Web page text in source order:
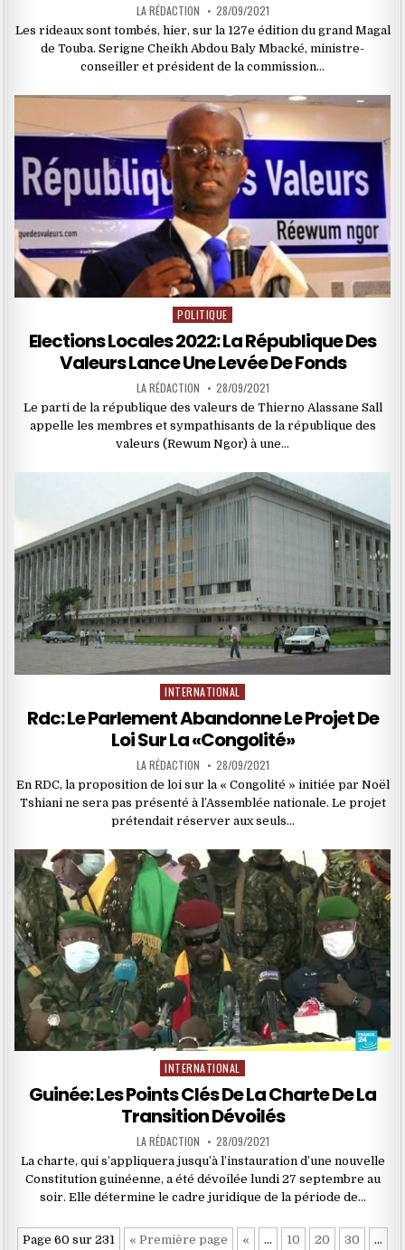
LA RÉDACTION 28/09/2021
Les rideaux sont tombés, hier, sur la 127e édition du grand Magal
de Touba. Serigne Cheikh Abdou Baly Mbacké, ministre-
conseiller et président de la commission…
Posted
in
POLITIQUE
Elections Locales 2022: La République Des
Valeurs Lance Une Levée De Fonds
LA RÉDACTION 28/09/2021
Le parti de la république des valeurs de Thierno Alassane Sall
appelle les membres et sympathisants de la république des
valeurs (Rewum Ngor) à une…
Posted
INTERNATIONAL
Rdc: Le Parlement Abandonne Le Projet De
Loi Sur La «Congolité»
LA RÉDACTION 28/09/2021
En RDC, la proposition de loi sur la « Congolité » initiée par Noël
Tshiani ne sera pas présenté à l’Assemblée nationale. Le projet
prétendait réserver aux seuls…
Posted
in
INTERNATIONAL
Guinée: Les Points Clés De La Charte De La
Transition Dévoilés
LA RÉDACTION 28/09/2021
La charte, qui s’appliquera jusqu’à l’instauration d’une nouvelle
Constitution guinéenne, a été dévoilée lundi 27 septembre au
soir. Elle détermine le cadre juridique de la période de…
Page 60 sur 231 « Première page « … 10 20 30 …